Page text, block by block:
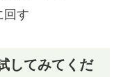
回す
してみてくだ